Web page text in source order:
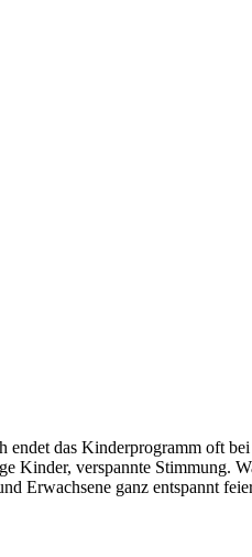
das Kinderprogramm oft
Kinder, verspannte Stimmung.
Erwachsene ganz entspannt